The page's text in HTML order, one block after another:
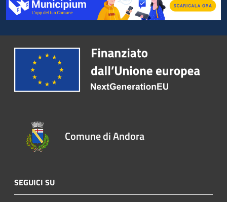
Comune di Andora
SEGUICI SU